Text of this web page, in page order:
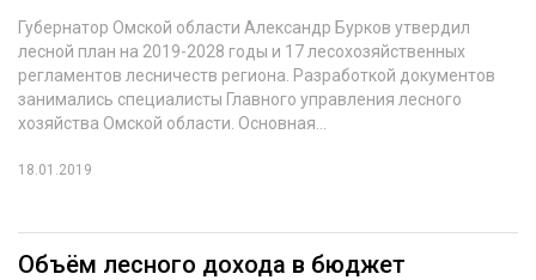
Губернатор Омской области Александр Бурков утвердил
лесной план на 2019-2028 годы и 17 лесохозяйственных
регламентов лесничеств региона. Разработкой документов
занимались специалисты Главного управления лесного
хозяйства Омской области. Основная...
18.01.2019
Объём лесного дохода в бюджет